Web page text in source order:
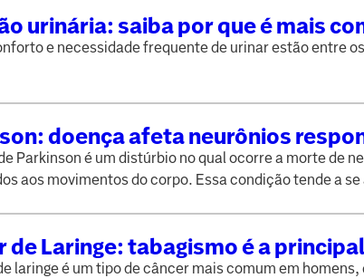
urinária: saiba por que é mais
e necessidade frequente de urinar estão entre
doença afeta neurônios
Parkinson é um distúrbio no qual ocorre a morte de
aos movimentos do corpo. Essa condição tende a se
de Laringe: tabagismo é a
laringe é um tipo de câncer mais comum em homens,